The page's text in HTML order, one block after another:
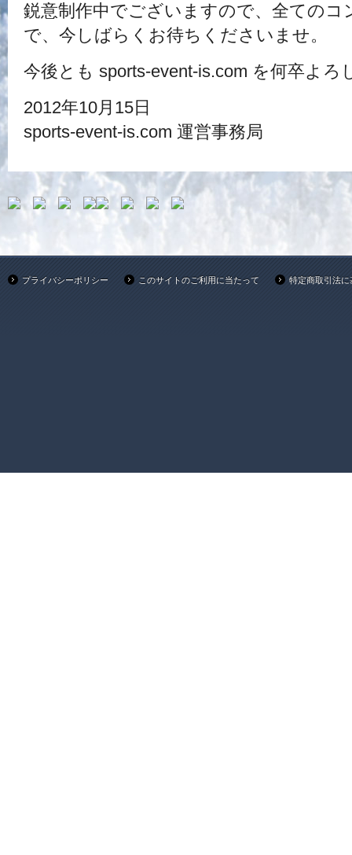
鋭意制作中でございますので、全ての
で、今しばらくお待ちくださいませ。
今後とも sports-event-is.com を何卒よ
2012年10月15日
sports-event-is.com 運営事務局
プライバシーポリシー このサイトのご利用に当たって 特定商取引法に